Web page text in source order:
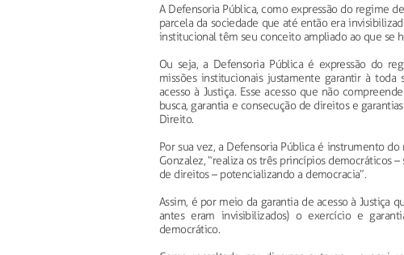
A Defensoria Pública, como expressão do regime
parcela da sociedade que até então era
institucional têm seu conceito ampliado ao que se
Ou seja, a Defensoria Pública é expressão do
missões institucionais justamente garantir à
acesso à Justiça. Esse acesso que não
busca, garantia e consecução de direitos e
Direito.
Por sua vez, a Defensoria Pública é instrumento
Gonzalez, “realiza os três princípios democráticos
de direitos – potencializando a democracia”.
Assim, é por meio da garantia de acesso à Justiça
antes eram invisibilizados) o exercício e
democrático.